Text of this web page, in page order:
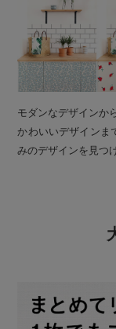
モダンなデザインか
かわいいデザインま
みのデザインを見つ